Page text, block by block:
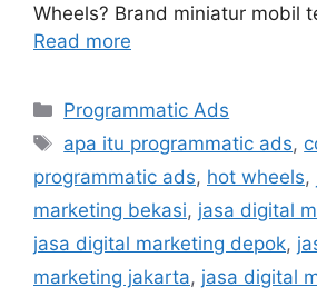
Wheels? Brand miniatur mobil
Read more
Programmatic Ads
apa itu programmatic ads,
programmatic ads, hot wheels,
marketing bekasi, jasa digital
jasa digital marketing depok,
marketing jakarta, jasa digital